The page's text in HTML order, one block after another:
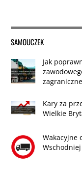
SAMOUCZEK
Jak
Kary za
Wielkie
Wakacyjne
Wschodniej